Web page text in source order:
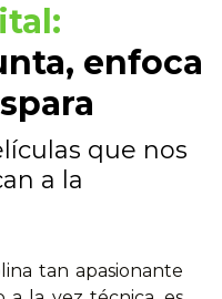
enfoca
que nos
a la
tan apasionante